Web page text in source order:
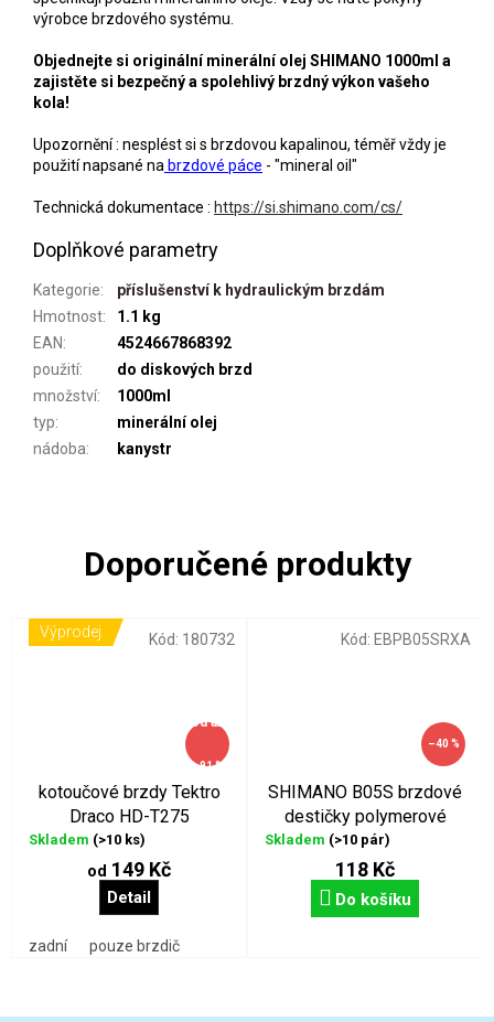
Výprodej
odaž
–91 %
kotoučové brzdy Tektro
Draco HD-T275
hydraulické
Skladem (>10 ks)
od 149 Kč
Detail
zadní pouze brzdič
Kód: 180732
–40 %
SHIMANO B05S brzdové
destičky polymerové
Skladem (>10 pár)
118 Kč
Do košíku
Kód: EBPB05SRXA
výrobce brzdového systému.
Objednejte si originální minerální olej SHIMANO 1000ml a
zajistěte si bezpečný a spolehlivý brzdný výkon vašeho
kola!
Upozornění : nesplést si s brzdovou kapalinou, téměř vždy je
použití napsané na brzdové páce - "mineral oil"
Technická dokumentace : https://si.shimano.com/cs/
Doplňkové parametry
Kategorie:
příslušenství k hydraulickým brzdám
Hmotnost:
1.1 kg
EAN:
4524667868392
použití:
do diskových brzd
množství:
1000ml
typ:
minerální olej
nádoba: kanystr